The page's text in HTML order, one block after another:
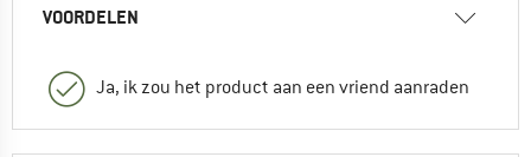
VOORDELEN
Ja, ik zou het product aan een vriend aanraden